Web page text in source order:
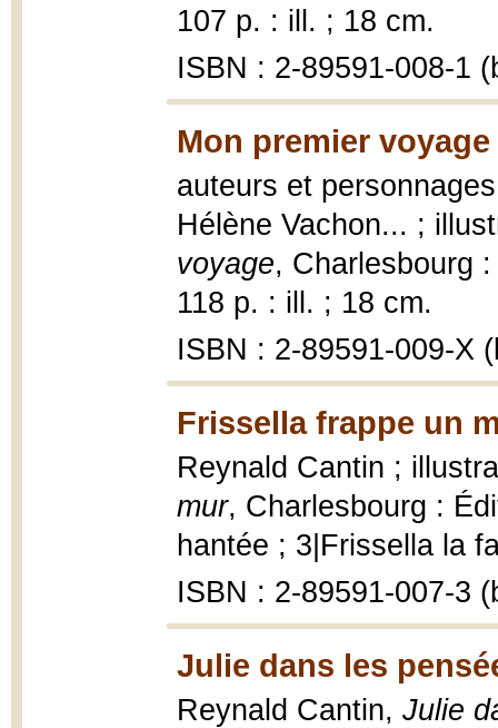
107 p. : ill. ; 18 cm.
ISBN : 2-89591-008-1
Mon premier voyage
auteurs et
Hélène Vachon... ;
voyage, Charlesbourg
118 p. : ill. ; 18 cm.
ISBN : 2-89591-009-X
Frissella frappe un
Reynald Cantin ;
mur, Charlesbourg :
hantée ; 3|Frissella la
ISBN : 2-89591-007-3
Julie dans les
Reynald Cantin, Julie